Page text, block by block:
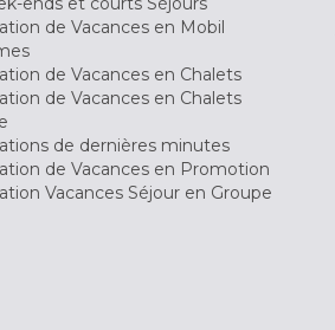
de Vacances en Mobil
de Vacances en Chalets
de Vacances en Chalets
de dernières minutes
de Vacances en Promotion
Vacances Séjour en Groupe